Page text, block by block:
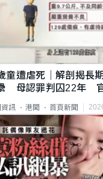
童遭虐死｜解剖揭長
母認罪判囚22年
訊 港聞 首頁新聞